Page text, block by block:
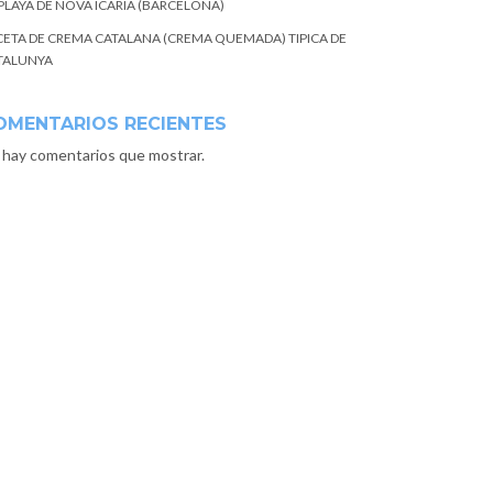
DE NOVA ICARIA (BARCELONA)
DE CREMA CATALANA (CREMA QUEMADA) TIPICA DE
RECIENTES
comentarios que mostrar.